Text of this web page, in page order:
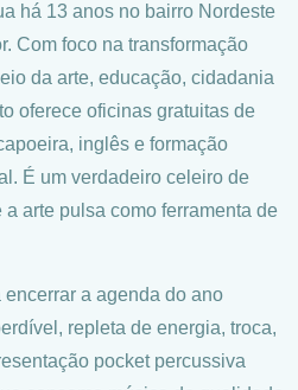
há 13 anos no bairro Nordeste
Com foco na transformação
da arte, educação, cidadania
oferece oficinas gratuitas de
inglês e formação
É um verdadeiro celeiro de
arte pulsa como ferramenta de
a agenda do ano
repleta de energia, troca,
pocket percussiva